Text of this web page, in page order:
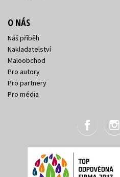
O NÁS
Náš příběh
Nakladatelství
Maloobchod
Pro autory
Pro partnery
Pro média